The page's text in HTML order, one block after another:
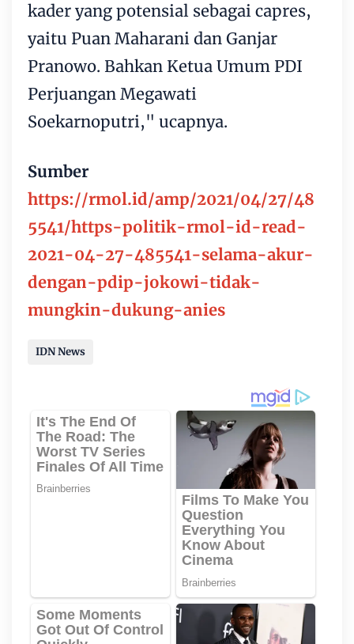
kader yang potensial sebagai capres,
yaitu Puan Maharani dan Ganjar
Pranowo. Bahkan Ketua Umum PDI
Perjuangan Megawati
Soekarnoputri," ucapnya.
Sumber
https://rmol.id/amp/2021/04/27/48
5541/https-politik-rmol-id-read-
2021-04-27-485541-selama-akur-
dengan-pdip-jokowi-tidak-
mungkin-dukung-anies
IDN News